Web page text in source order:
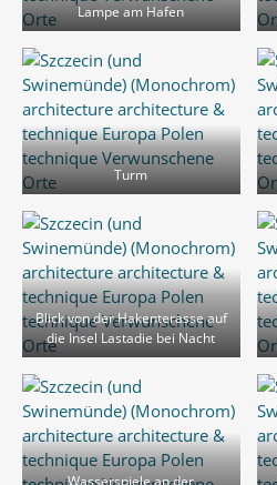
Lampe am Hafen
Turm
Blick von der Hakenterasse auf
die Insel Lastadie bei Nacht
Wasserspiele an der